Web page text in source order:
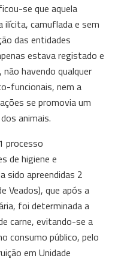
se que aquela
ilícita, camuflada e sem
das entidades
estava registado e
havendo qualquer
funcionais, nem a
se promovia um
animais.
processo
de higiene e
sido apreendidas 2
Veados), que após a
foi determinada a
carne, evitando-se a
consumo público, pelo
em Unidade